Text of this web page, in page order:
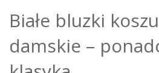
Białe bluzki
damskie –